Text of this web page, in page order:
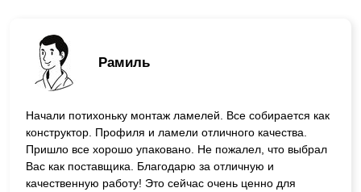
Рамиль
Начали потихоньку монтаж ламелей. Все собирается как
конструктор. Профиля и ламели отличного качества.
Пришло все хорошо упаковано. Не пожалел, что выбрал
Вас как поставщика. Благодарю за отличную и
качественную работу! Это сейчас очень ценно для